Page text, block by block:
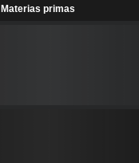
Materias primas